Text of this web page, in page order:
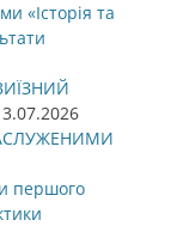
«Історія та
першого